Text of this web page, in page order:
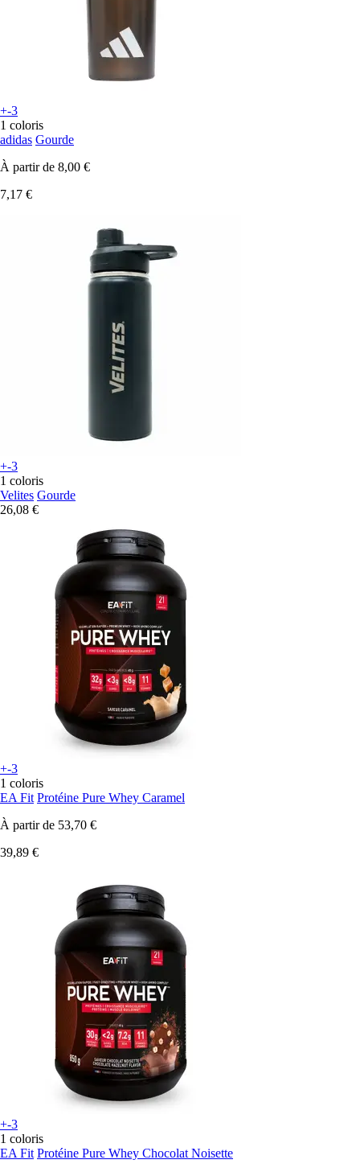
+-3
1 coloris
adidas Gourde
À partir de 8,00 €
7,17 €
+-3
1 coloris
Velites Gourde
26,08 €
+-3
1 coloris
EA Fit Protéine Pure Whey Caramel
À partir de 53,70 €
39,89 €
+-3
1 coloris
EA Fit Protéine Pure Whey Chocolat Noisette